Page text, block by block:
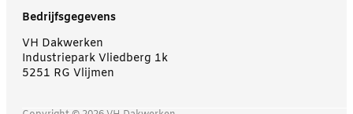
Bedrijfsgegevens
VH Dakwerken
Industriepark Vliedberg 1k
5251 RG Vlijmen